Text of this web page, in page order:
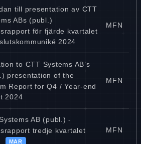
till presentation av CTT
ABs (publ.)
för fjärde kvartalet
2024
MFN
to CTT Systems AB’s
presentation of the
Report for Q4 / Year-end
2024
MFN
AB (publ.) -
tredje kvartalet
MAR
MFN